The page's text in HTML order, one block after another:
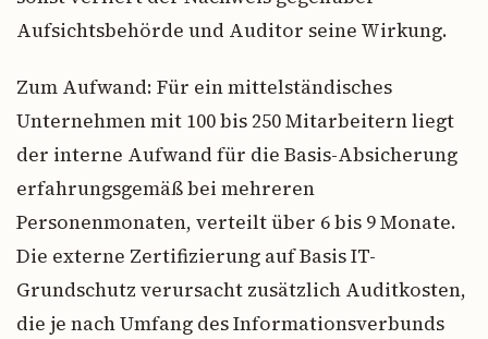
Aufsichtsbehörde und Auditor seine Wirkung.
Zum Aufwand: Für ein mittelständisches
Unternehmen mit 100 bis 250 Mitarbeitern liegt
der interne Aufwand für die Basis-Absicherung
erfahrungsgemäß bei mehreren
Personenmonaten, verteilt über 6 bis 9 Monate.
Die externe Zertifizierung auf Basis IT-
Grundschutz verursacht zusätzlich Auditkosten,
die je nach Umfang des Informationsverbunds